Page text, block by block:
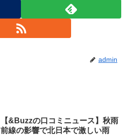
admin
【&Buzzの口コミニュース】秋雨
前線の影響で北日本で激しい雨